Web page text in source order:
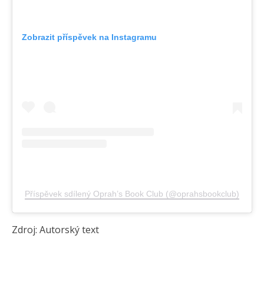
Zobrazit příspěvek na Instagramu
Příspěvek sdílený Oprah’s Book Club (@oprahsbookclub)
Zdroj: Autorský text